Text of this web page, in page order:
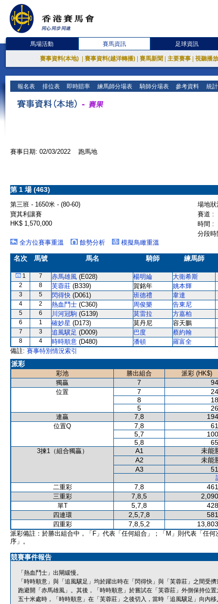
馬場活動 賽馬資訊 足球資訊
賽事資料(本地) 賽事資料(越洋轉播) 賽馬新聞 主要賽事 視聽播
報名表 排位表 即時賠率 練馬師分場表 騎師分場表 參考資料 統
賽事日期: 02/03/2022 跑馬地
第 1 場 (463)
第三班 - 1650米 - (80-60)
場地
寶其利讓賽
賽道 :
HK$ 1,570,000
時間 :
分段
全方位賽事重溫
餘勢分析 模擬鳥瞰重溫
名次 馬號 馬名 騎師 練馬師
1 7 赤馬雄風 (E028) 楊明綸 大衛希斯
2 8 芙蓉莊 (B339) 賀銘年 姚本輝
3 5 閃得快 (D061) 班德禮 韋達
4 2 熱血鬥士 (C360) 周俊樂 告東尼
5 6 川河冠駒 (G139) 莫雷拉 方嘉柏
6 1 確妙星 (D173) 莫丹尼 容天鵬
7 3 追風驥足 (D009) 巴度 蔡約翰
8 4 時時順意 (D480) 潘頓
羅富全
備註: 賽事特別情況索引
派彩
彩池 勝出組合
派彩 (HK$)
獨贏
7
位置 7
8
5
連贏 7,8
位置Q 7,8
5,7
5,8
3揀1（組合獨贏） A1
未能
A2
未能
A3
二重彩
7,8
三重彩 7,8,5
單T 5,7,8
四連環 2,5,7,8
四重彩 7,8,5,2
派彩備註：於勝出組合中，「F」代表「任何組合」；「M」則代表「任何
序」。
競賽事件報告
「熱血鬥士」出閘緩慢。
「時時順意」與「追風驥足」均於躍出時在「閃得快」與「芙蓉莊」之間受
跑避開「赤馬雄風」。其後，「時時順意」於嘗試在「芙蓉莊」外側保持位
五十米處時，「時時順意」在「芙蓉莊」之後切入，當時「追風驥足」向內